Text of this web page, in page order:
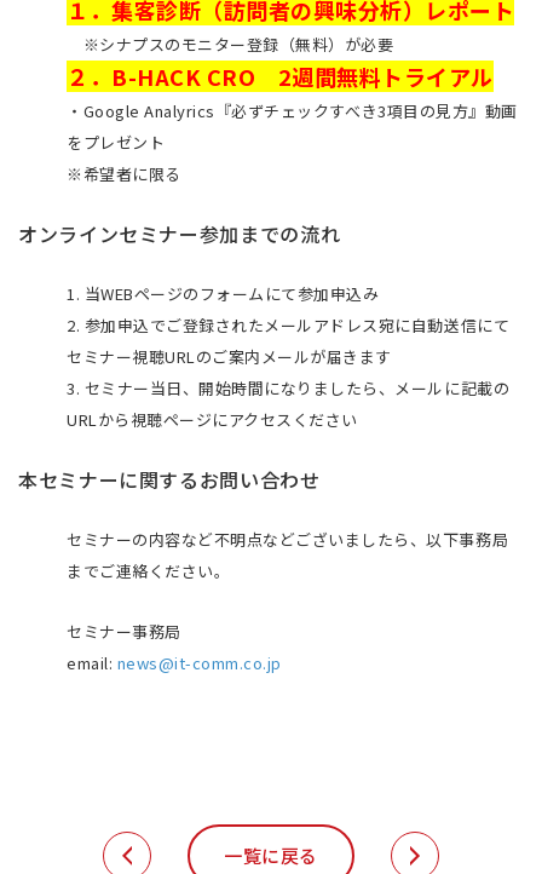
ス」のマーケティング・拡販も兼任。
株式会社クライド
B-HACK事業部
副事業部長
2015年からBtoBマーケティングに特化し
た広告媒体「ADMATRIX DSP」事業の立ち
上げへ参画。
ケティングに特化した見込み顧客獲得支援
ツール＜B-HACK＞事業部の立ち上げを
１．集客診断（訪問者の興味分析）レポート
※シナプスのモニター登録（無料）が必要
２．B-HACK CRO 2週間無料トライアル
・Google Analyrics『必ずチェックすべき3項目の見方』動画
をプレゼント
※希望者に限る
オンラインセミナー参加までの流れ
1. 当WEBページのフォームにて参加申込み
2. 参加申込でご登録されたメールアドレス宛に自動送信にて
セミナー視聴URLのご案内メールが届きます
3. セミナー当日、開始時間になりましたら、メールに記載の
URLから視聴ページにアクセスください
本セミナーに関するお問い合わせ
セミナーの内容など不明点などございましたら、以下事務局
までご連絡ください。
セミナー事務局
email: news@it-comm.co.jp
一覧に戻る